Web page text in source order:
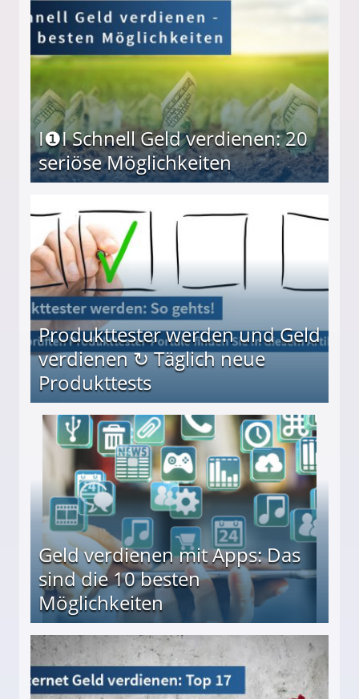
I❶I Schnell Geld verdienen: 20
seriöse Möglichkeiten
Produkttester werden und Geld
verdienen ↻ Täglich neue
Produkttests
↻ Täglich neue Produkttests
Geld verdienen mit Apps: Das
sind die 10 besten
Möglichkeiten
besten Möglichkeiten